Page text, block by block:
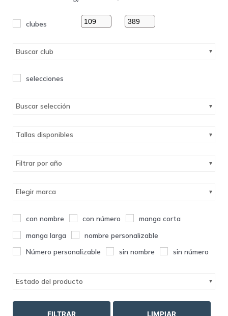
clubes
Buscar club
selecciones
Buscar selección
Tallas disponibles
Filtrar por año
Elegir marca
con nombre con número
manga corta
manga larga
nombre personalizable
Número personalizable
sin nombre sin número
Estado del producto
FILTRAR LIMPIAR